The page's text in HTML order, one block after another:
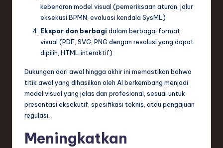
kebenaran model visual (pemeriksaan aturan, jalur
eksekusi BPMN, evaluasi kendala SysML)
Ekspor dan berbagi dalam berbagai format
visual (PDF, SVG, PNG dengan resolusi yang dapat
dipilih, HTML interaktif)
Dukungan dari awal hingga akhir ini memastikan bahwa
titik awal yang dihasilkan oleh AI berkembang menjadi
model visual yang jelas dan profesional, sesuai untuk
presentasi eksekutif, spesifikasi teknis, atau pengajuan
regulasi.
Meningkatkan